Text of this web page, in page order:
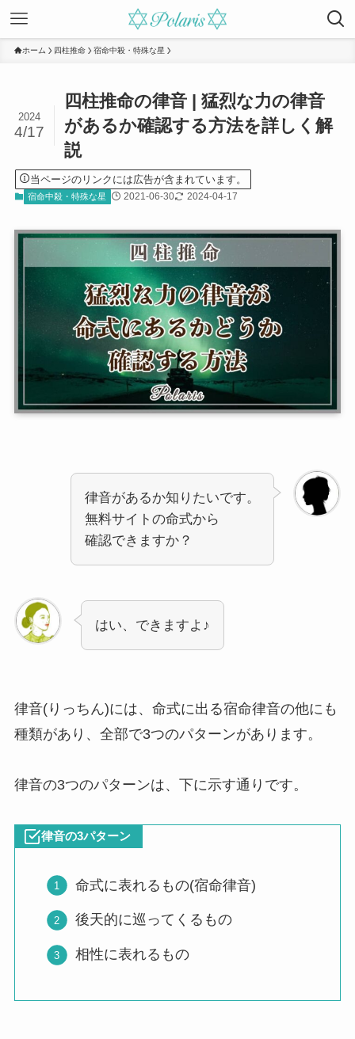
ホーム 四柱推命 宿命中殺・特殊な星
四柱推命の律音 | 猛烈な力の律音
があるか確認する方法を詳しく解
説
2024
4/17
当ページのリンクには広告が含まれています。
宿命中殺・特殊な星 2021-06-30 2024-04-17
律音があるか知りたいです。
無料サイトの命式から
確認できますか？
はい、できますよ♪
律音(りっちん)には、命式に出る宿命律音の他にも
種類があり、全部で3つのパターンがあります。
律音の3つのパターンは、下に示す通りです。
律音の3パターン
命式に表れるもの(宿命律音)
後天的に巡ってくるもの
相性に表れるもの